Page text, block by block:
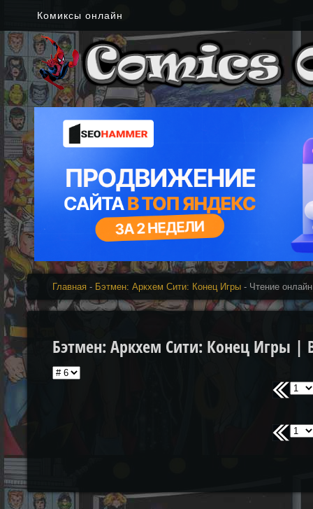
Комиксы онлайн
Главная - Бэтмен: Аркхем Сити: Конец Игры - Чтение онлайн
Бэтмен: Аркхем Сити: Конец Игры |